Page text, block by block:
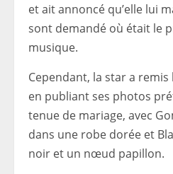
et ait annoncé qu’elle lui
sont demandé où était le
musique.
Cependant, la star a remis
en publiant ses photos
tenue de mariage, avec
dans une robe dorée et
noir et un nœud papillon.